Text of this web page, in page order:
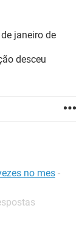
janeiro de
desceu
no mes -